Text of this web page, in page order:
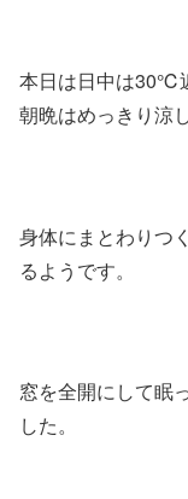
本日は日中は30℃
朝晩はめっきり涼
身体にまとわりつ
るようです。
窓を全開にして眠
した。